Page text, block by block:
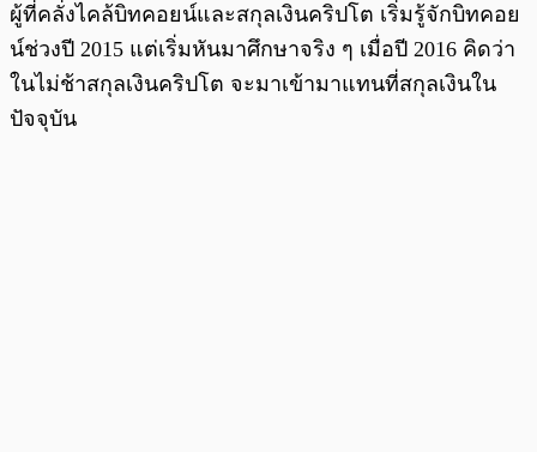
ผู้ที่คลั่งไคล้บิทคอยน์และสกุลเงินคริปโต เริ่มรู้จักบิทคอย
น์ช่วงปี 2015 แต่เริ่มหันมาศึกษาจริง ๆ เมื่อปี 2016 คิดว่า
ในไม่ช้าสกุลเงินคริปโต จะมาเข้ามาแทนที่สกุลเงินใน
ปัจจุบัน